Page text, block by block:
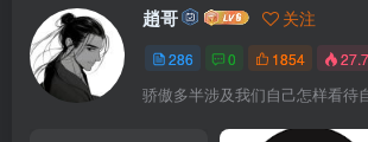
趙哥 关注
286 0 1854